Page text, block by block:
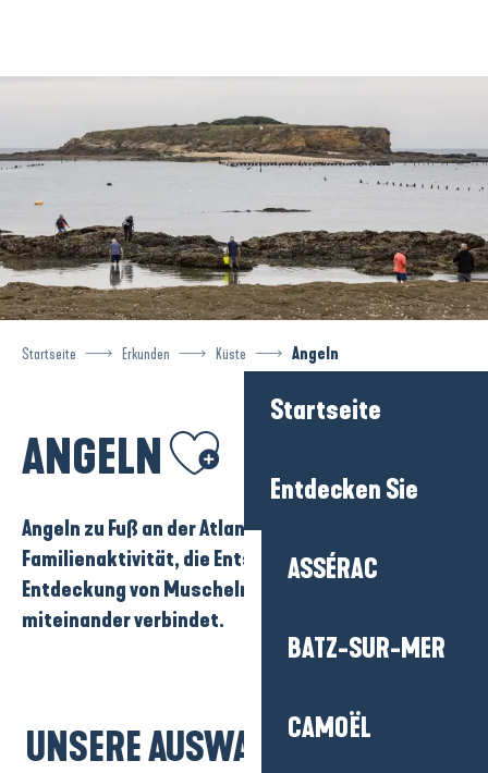
Startseite
Entdecken Sie
ASSÉRAC
BATZ-SUR-MER
CAMOËL
Startseite Erkunden Küste Angeln
ANGELN Ajouter aux favoris
Angeln zu Fuß an der Atlantikküste
Familienaktivität, die Entspannung und die
Entdeckung von Muscheln
miteinander verbindet.
UNSERE AUSWAHL AN SPOTS